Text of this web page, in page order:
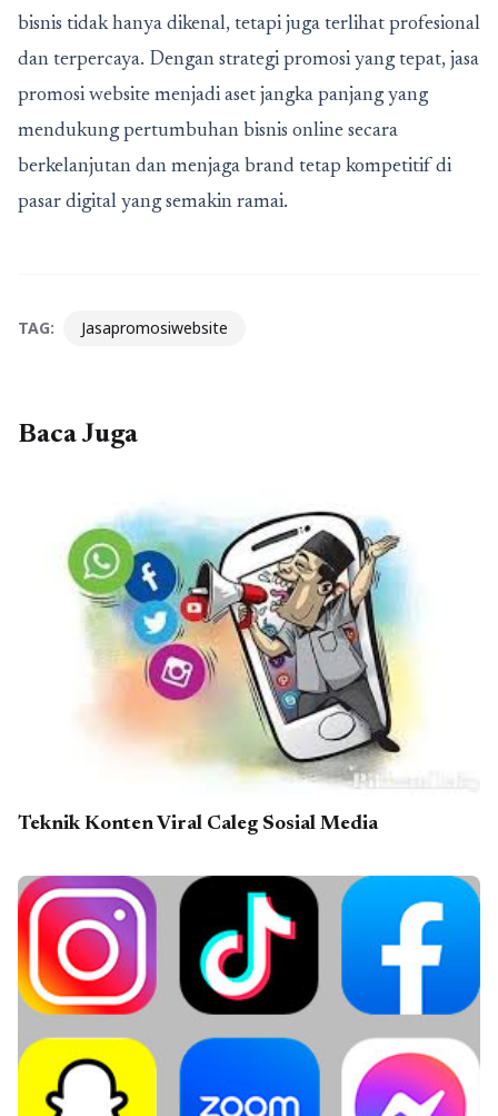
bisnis tidak hanya dikenal, tetapi juga terlihat profesional
dan terpercaya. Dengan strategi promosi yang tepat, jasa
promosi website menjadi aset jangka panjang yang
mendukung pertumbuhan bisnis online secara
berkelanjutan dan menjaga brand tetap kompetitif di
pasar digital yang semakin ramai.
TAG: Jasapromosiwebsite
Baca Juga
Teknik Konten Viral Caleg Sosial Media